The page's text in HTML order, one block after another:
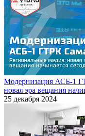
Модернизация АСБ-1
новая эра вещания
25 декабря 2024